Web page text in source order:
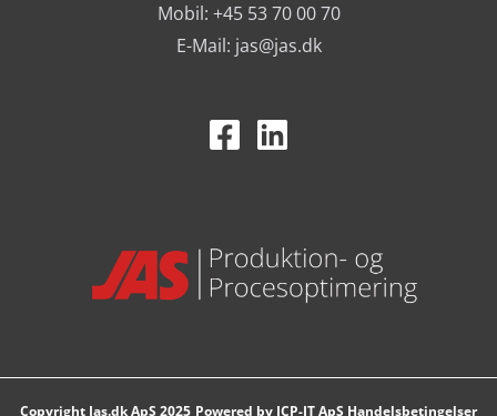
Mobil: +45 53 70 00 70
E-Mail: jas@jas.dk
Copyright Jas.dk ApS 2025 Powered by ICP-IT ApS Handelsbetingelser